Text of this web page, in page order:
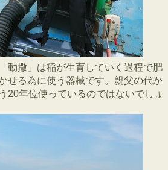
動撒」は稲が生育していく過程で肥
せる為に使う器械です。親父の代か
20年位使っているのではないでしょ